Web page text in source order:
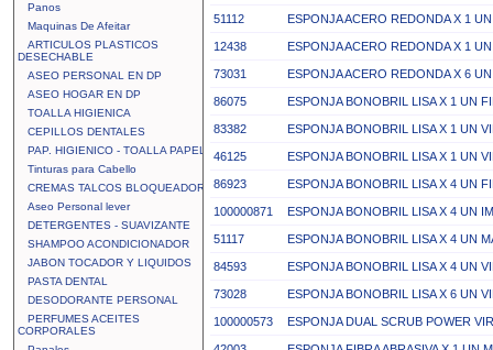
Panos
Maquinas De Afeitar
ARTICULOS PLASTICOS
DESECHABLE
ASEO PERSONAL EN DP
ASEO HOGAR EN DP
TOALLA HIGIENICA
CEPILLOS DENTALES
PAP. HIGIENICO - TOALLA PAPEL
Tinturas para Cabello
CREMAS TALCOS BLOQUEADOR
Aseo Personal lever
DETERGENTES - SUAVIZANTE
SHAMPOO ACONDICIONADOR
JABON TOCADOR Y LIQUIDOS
PASTA DENTAL
DESODORANTE PERSONAL
PERFUMES ACEITES
CORPORALES
51112 ESPONJA ACERO REDONDA X 1
12438 ESPONJA ACERO REDONDA X 1
73031 ESPONJA ACERO REDONDA X 6
86075 ESPONJA BONOBRIL LISA X 1 UN
83382 ESPONJA BONOBRIL LISA X 1 UN
46125 ESPONJA BONOBRIL LISA X 1 UN
86923 ESPONJA BONOBRIL LISA X 4 UN
100000871 ESPONJA BONOBRIL LISA X 4 UN
51117 ESPONJA BONOBRIL LISA X 4 UN
84593 ESPONJA BONOBRIL LISA X 4 UN
73028 ESPONJA BONOBRIL LISA X 6 UN
100000573 ESPONJA DUAL SCRUB POWER